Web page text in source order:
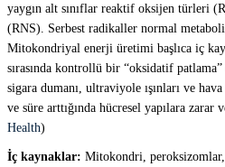
yaygın alt sınıflar reaktif oksijen türleri
(RNS). Serbest radikaller normal
Mitokondriyal enerji üretimi başlıca iç
sırasında kontrollü bir “oksidatif
sigara dumanı, ultraviyole ışınları ve
ve süre arttığında hücresel yapılara zarar
Health)
İç kaynaklar: Mitokondri,